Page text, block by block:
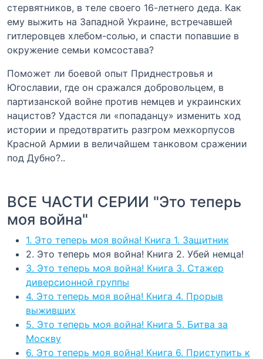
стервятников, в теле своего 16-летнего деда. Как
ему выжить на Западной Украине, встречавшей
гитлеровцев хлебом-солью, и спасти попавшие в
окружение семьи комсостава?
Поможет ли боевой опыт Приднестровья и
Югославии, где он сражался добровольцем, в
партизанской войне против немцев и украинских
нацистов? Удастся ли «попаданцу» изменить ход
истории и предотвратить разгром мехкорпусов
Красной Армии в величайшем танковом сражении
под Дубно?..
ВСЕ ЧАСТИ СЕРИИ "Это теперь
моя война"
1. Это теперь моя война! Книга 1. Защитник
2. Это теперь моя война! Книга 2. Убей немца!
3. Это теперь моя война! Книга 3. Стажер
диверсионной группы
4. Это теперь моя война! Книга 4. Прорыв
выживших
5. Это теперь моя война! Книга 5. Битва за
Москву
6. Это теперь моя война! Книга 6. Приступить к